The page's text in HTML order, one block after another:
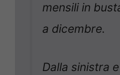
mensili in
a dicembre.
Dalla sinistra